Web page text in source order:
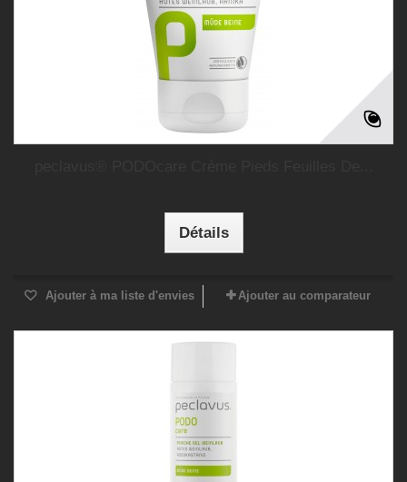
Détails
Ajouter à ma liste d'envies Ajouter au comparateur